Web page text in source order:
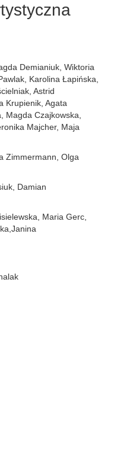
Demianiuk, Wiktoria
Karolina Łapińska,
Astrid
Krupienik, Agata
Magda Czajkowska,
Majcher, Maja
Zimmermann, Olga
Damian
Maria Gerc,